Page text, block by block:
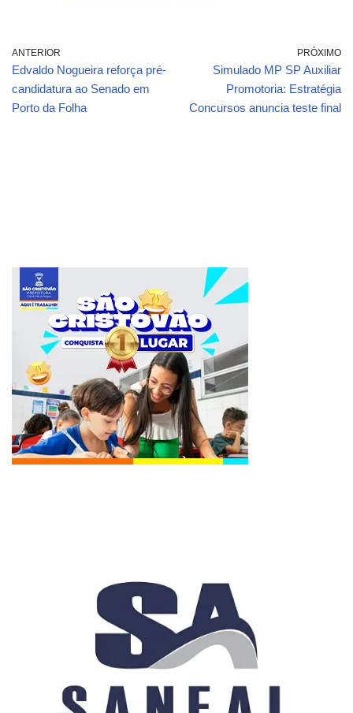
ANTERIOR
Edvaldo Nogueira reforça pré-
candidatura ao Senado em
Porto da Folha
PRÓXIMO
Simulado MP SP Auxiliar
Promotoria: Estratégia
Concursos anuncia teste final